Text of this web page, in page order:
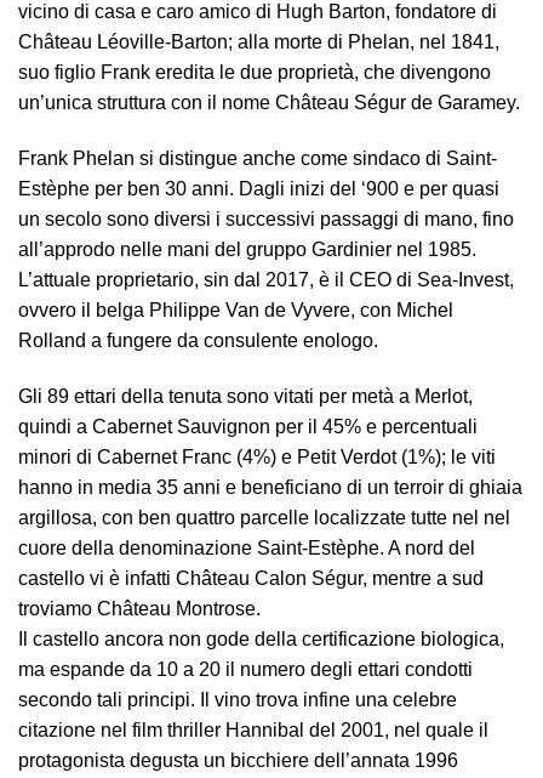
vicino di casa e caro amico di Hugh Barton, fondatore di
Château Léoville-Barton; alla morte di Phelan, nel 1841,
suo figlio Frank eredita le due proprietà, che divengono
un’unica struttura con il nome Château Ségur de Garamey.
Frank Phelan si distingue anche come sindaco di Saint-
Estèphe per ben 30 anni. Dagli inizi del ‘900 e per quasi
un secolo sono diversi i successivi passaggi di mano, fino
all’approdo nelle mani del gruppo Gardinier nel 1985.
L’attuale proprietario, sin dal 2017, è il CEO di Sea-Invest,
ovvero il belga Philippe Van de Vyvere, con Michel
Rolland a fungere da consulente enologo.
Gli 89 ettari della tenuta sono vitati per metà a Merlot,
quindi a Cabernet Sauvignon per il 45% e percentuali
minori di Cabernet Franc (4%) e Petit Verdot (1%); le viti
hanno in media 35 anni e beneficiano di un terroir di ghiaia
argillosa, con ben quattro parcelle localizzate tutte nel nel
cuore della denominazione Saint-Estèphe. A nord del
castello vi è infatti Château Calon Ségur, mentre a sud
troviamo Château Montrose.
Il castello ancora non gode della certificazione biologica,
ma espande da 10 a 20 il numero degli ettari condotti
secondo tali principi. Il vino trova infine una celebre
citazione nel film thriller Hannibal del 2001, nel quale il
protagonista degusta un bicchiere dell’annata 1996